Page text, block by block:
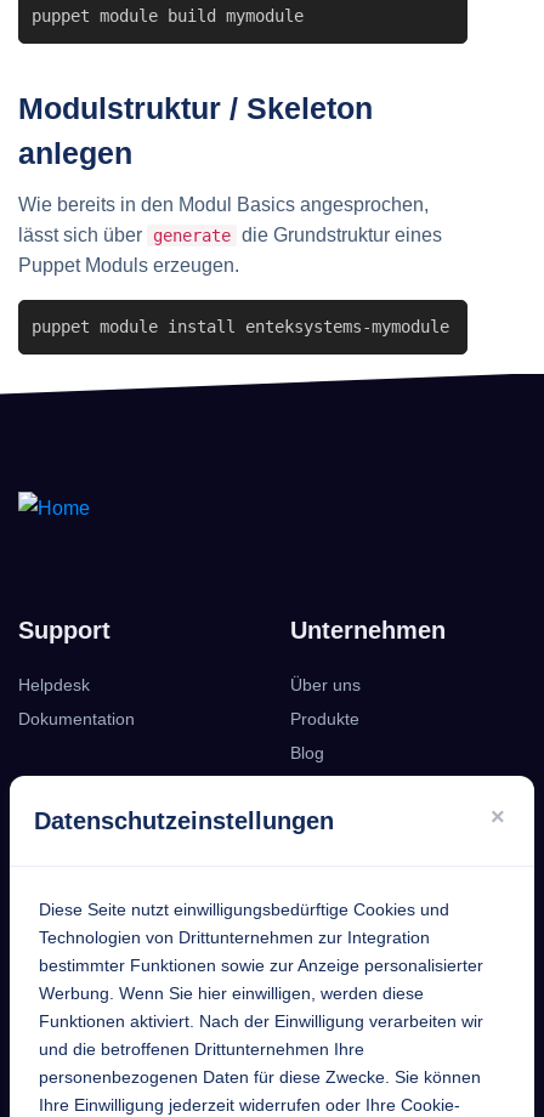
Datenschutzeinstellungen ×
Diese Seite nutzt einwilligungsbedürftige Cookies und
Technologien von Drittunternehmen zur Integration
bestimmter Funktionen sowie zur Anzeige personalisierter
Werbung. Wenn Sie hier einwilligen, werden diese
Funktionen aktiviert. Nach der Einwilligung verarbeiten wir
und die betroffenen Drittunternehmen Ihre
personenbezogenen Daten für diese Zwecke. Sie können
Ihre Einwilligung jederzeit widerrufen oder Ihre Cookie-
puppet module build mymodule
Modulstruktur / Skeleton
anlegen
Wie bereits in den Modul Basics angesprochen,
lässt sich über
generate die Grundstruktur eines
Puppet Moduls erzeugen.
puppet module install enteksystems-mymodule
Support
Helpdesk
Dokumentation
Unternehmen
Über uns
Produkte
Blog
Kontakt
EntekSystems
GmbH
Großmannstraße 17
63808 Haibach
Telefon